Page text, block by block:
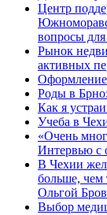
Центр
вопросы
Рынок
активных
Роды в
Как я
Учеба в
«Очень
Интервью с
В Чехии
больше, чем
Ольгой
Выбор